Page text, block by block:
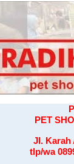
PET
Jl. Karah
tlp/wa